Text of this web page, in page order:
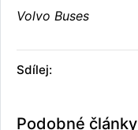
Volvo Buses
Sdílej:
Podobné články